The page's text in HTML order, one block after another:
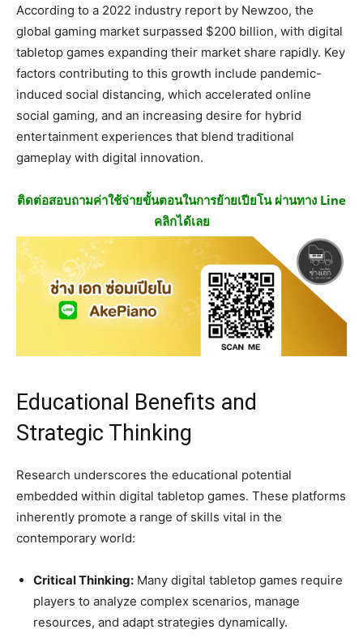
According to a 2022 industry report by Newzoo, the
global gaming market surpassed $200 billion, with digital
tabletop games expanding their market share rapidly. Key
factors contributing to this growth include pandemic-
induced social distancing, which accelerated online
social gaming, and an increasing desire for hybrid
entertainment experiences that blend traditional
gameplay with digital innovation.
ติดต่อสอบถามค่าใช้จ่ายขั้นตอนในการย้ายเปียโน ผ่านทาง Line
คลิกได้เลย
Educational Benefits and
Strategic Thinking
Research underscores the educational potential
embedded within digital tabletop games. These platforms
inherently promote a range of skills vital in the
contemporary world:
Critical Thinking: Many digital tabletop games require
players to analyze complex scenarios, manage
resources, and adapt strategies dynamically.